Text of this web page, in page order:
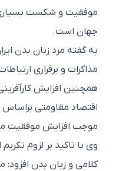
موفقیت و شکست بسیاری
جهان است.
به گفته مرد زبان بدن ایران
مذاکرات و برقراری
همچنین افزایش کارآفرینی
اقتصاد مقاومتی براساس
موجب افزایش موفقیت می
وی با تاکید بر لزوم تکریم
کلامی و زبان بدن افزود: